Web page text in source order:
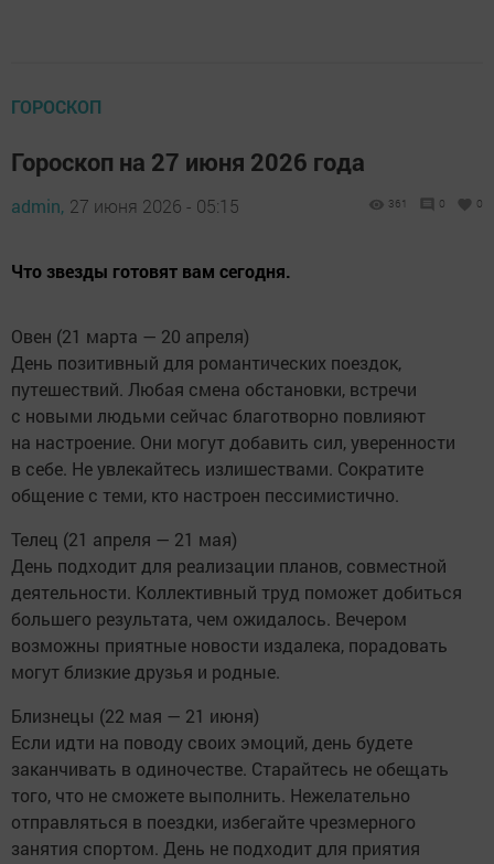
ГОРОСКОП
Гороскоп на 27 июня 2026 года
admin, 27 июня 2026 - 05:15 361 0 0
Что звезды готовят вам сегодня.
Овен (21 марта — 20 апреля)
День позитивный для романтических поездок,
путешествий. Любая смена обстановки, встречи
с новыми людьми сейчас благотворно повлияют
на настроение. Они могут добавить сил, уверенности
в себе. Не увлекайтесь излишествами. Сократите
общение с теми, кто настроен пессимистично.
Телец (21 апреля — 21 мая)
День подходит для реализации планов, совместной
деятельности. Коллективный труд поможет добиться
большего результата, чем ожидалось. Вечером
возможны приятные новости издалека, порадовать
могут близкие друзья и родные.
Близнецы (22 мая — 21 июня)
Если идти на поводу своих эмоций, день будете
заканчивать в одиночестве. Старайтесь не обещать
того, что не сможете выполнить. Нежелательно
отправляться в поездки, избегайте чрезмерного
занятия спортом. День не подходит для приятия